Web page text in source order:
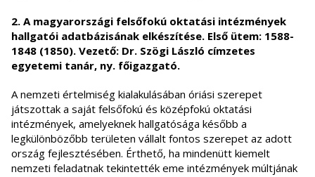
2. A magyarországi felsőfokú oktatási intézmények
hallgatói adatbázisának elkészítése. Első ütem: 1588-
1848 (1850). Vezető: Dr. Szögi László címzetes
egyetemi tanár, ny. főigazgató.
A nemzeti értelmiség kialakulásában óriási szerepet
játszottak a saját felsőfokú és középfokú oktatási
intézmények, amelyeknek hallgatósága később a
legkülönbözőbb területen vállalt fontos szerepet az adott
ország fejlesztésében. Érthető, ha mindenütt kiemelt
nemzeti feladatnak tekintették eme intézmények múltjának